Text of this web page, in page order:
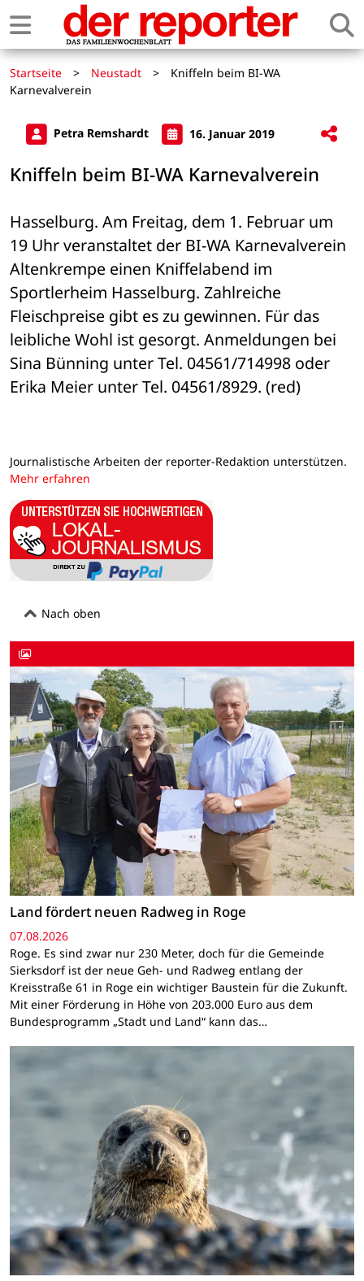
Startseite > Neustadt >
Kniffeln beim BI-WA
Karnevalverein
Petra Remshardt 16. Januar 2019
Kniffeln beim BI-WA Karnevalverein
Hasselburg. Am Freitag, dem 1. Februar um
19 Uhr veranstaltet der BI-WA Karnevalverein
Altenkrempe einen Kniffelabend im
Sportlerheim Hasselburg. Zahlreiche
Fleischpreise gibt es zu gewinnen. Für das
leibliche Wohl ist gesorgt. Anmeldungen bei
Sina Bünning unter Tel. 04561/714998 oder
Erika Meier unter Tel. 04561/8929. (red)
Journalistische Arbeiten der reporter-Redaktion unterstützen.
Mehr erfahren
Nach oben
Land fördert neuen Radweg in Roge
07.08.2026
Roge. Es sind zwar nur 230 Meter, doch für die Gemeinde
Sierksdorf ist der neue Geh- und Radweg entlang der
Kreisstraße 61 in Roge ein wichtiger Baustein für die Zukunft.
Mit einer Förderung in Höhe von 203.000 Euro aus dem
Bundesprogramm „Stadt und Land“ kann das…